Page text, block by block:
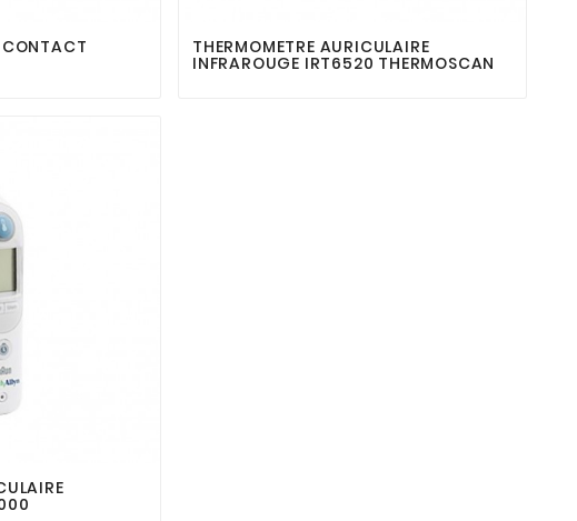
CONTACT THERMOMETRE AURICULAIRE
INFRAROUGE IRT6520 THERMOSCAN